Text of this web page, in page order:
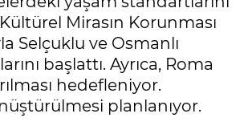
Mirasın Korunması
Selçuklu ve Osmanlı
başlattı. Ayrıca, Roma
hedefleniyor.
planlanıyor.